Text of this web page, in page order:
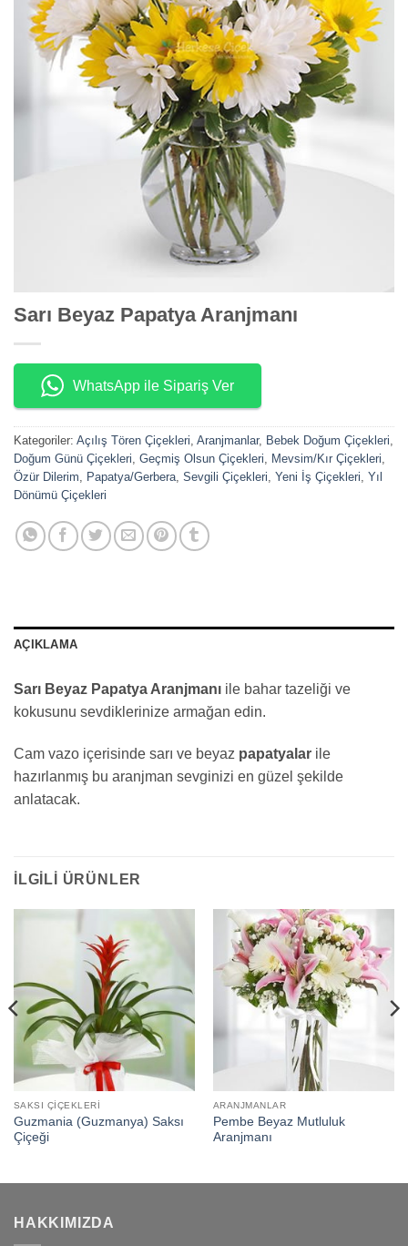
Sarı Beyaz Papatya Aranjmanı
WhatsApp ile Sipariş Ver
Kategoriler: Açılış Tören Çiçekleri Aranjmanlar, Bebek Doğum Çiçekleri
Doğum Günü Çiçekleri Geçmiş Olsun Çiçekleri Mevsim/Kır Çiçekleri
Özür Dilerim
Papatya/Gerbera Sevgili Çiçekleri Yeni İş Çiçekleri Yıl
Dönümü Çiçekleri
AÇIKLAMA
Sarı Beyaz Papatya Aranjmanı ile bahar tazeliği ve
kokusunu sevdiklerinize armağan edin.
Cam vazo içerisinde sarı ve beyaz papatyalar ile
hazırlanmış bu aranjman sevginizi en güzel şekilde
anlatacak.
İLGILI ÜRÜNLER
SAKSI ÇIÇEKLERI
Guzmania (Guzmanya) Saksı
Çiçeği
ARANJMANLAR
Pembe Beyaz Mutluluk
Aranjmanı
HAKKIMIZDA